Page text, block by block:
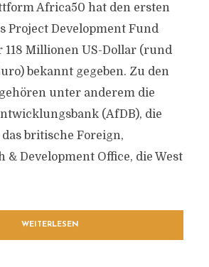
Africa50 hat den ersten
Project Development Fund
118 Millionen US-Dollar (rund
bekannt gegeben. Zu den
unter anderem die
(AfDB), die
britische Foreign,
& Development Office, die West
WEITERLESEN